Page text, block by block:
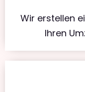
Wir erstellen
Ihren